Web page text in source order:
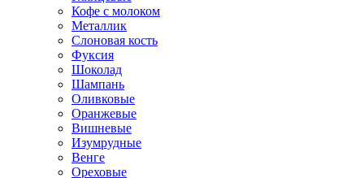
Кофе с молоком
Металлик
Слоновая кость
Фуксия
Шоколад
Шампань
Оливковые
Оранжевые
Вишневые
Изумрудные
Венге
Ореховые